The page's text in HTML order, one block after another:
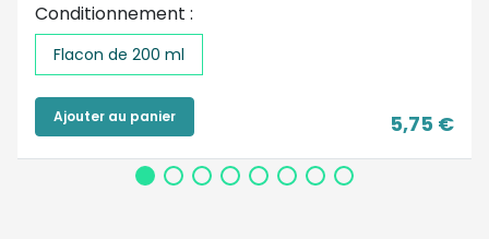
Conditionnement :
Flacon de 200 ml
Ajouter au panier 5,75 €